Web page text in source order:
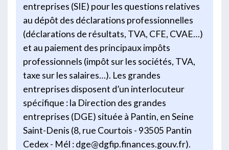
entreprises (SIE) pour les questions relatives
au dépôt des déclarations professionnelles
(déclarations de résultats, TVA, CFE, CVAE…)
et au paiement des principaux impôts
professionnels (impôt sur les sociétés, TVA,
taxe sur les salaires…). Les grandes
entreprises disposent d’un interlocuteur
spécifique : la Direction des grandes
entreprises (DGE) située à Pantin, en Seine
Saint-Denis (8, rue Courtois - 93505 Pantin
Cedex - Mél : dge@dgfip.finances.gouv.fr).